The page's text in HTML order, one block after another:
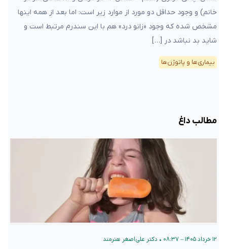
خانم) و وجود حداقل دو مورد از موارد زیر است: اما بعد از همه اینها
مشخص شده که وجود «زانو درد» هم با این سندرم مرتبط است و
شاید بد نباشد در […]
بیماری‌ها و پاتوژن‌ها
مطالب داغ
۱۲ خرداد ۱۴۰۵ – ۰۸:۳۷ • دکتر علی‌اصغر هنرمند